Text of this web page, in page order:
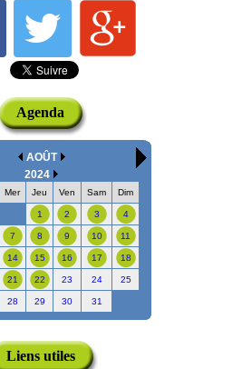
Agenda
AOÛT
2024
Mer Jeu Ven Sam Dim
1 2 3 4
7 8 9 10 11
14 15 16 17 18
21 22 23 24 25
28 29 30 31
Liens utiles